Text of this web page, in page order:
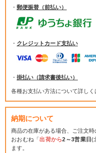
・ 郵便振替（前払い）
・ クレジットカード支払い
・ 掛払い（請求書後払い）
各種お支払い方法について詳しく
納期について
商品の在庫がある場合、ご注文時
おおむね「出荷から2～3営業日(
ます。